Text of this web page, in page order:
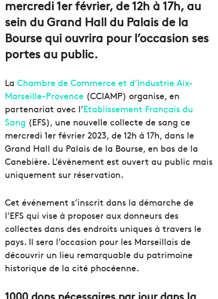
mercredi 1er février, de 12h à 17h, au
sein du Grand Hall du Palais de la
Bourse qui ouvrira pour l’occasion ses
portes au public.
La Chambre de Commerce et d’Industrie Aix-
Marseille-Provence (CCIAMP) organise, en
partenariat avec l’Etablissement Français du
Sang (EFS), une nouvelle collecte de sang ce
mercredi 1er février 2023, de 12h à 17h, dans le
Grand Hall du Palais de la Bourse, en bas de la
Canebière. L’évènement est ouvert au public mais
uniquement sur réservation.
Cet événement s’inscrit dans la démarche de
l’EFS qui vise à proposer aux donneurs des
collectes dans des endroits uniques à travers le
pays. Il sera l’occasion pour les Marseillais de
découvrir un lieu remarquable du patrimoine
historique de la cité phocéenne.